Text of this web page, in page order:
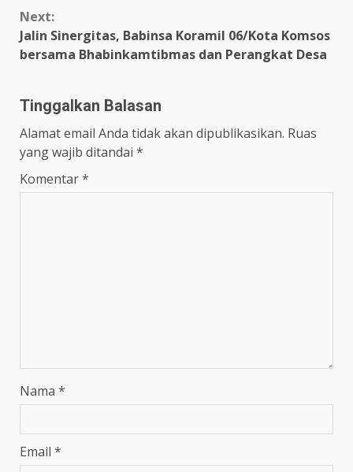
Next:
Jalin Sinergitas, Babinsa Koramil 06/Kota Komsos
bersama Bhabinkamtibmas dan Perangkat Desa
Tinggalkan Balasan
Alamat email Anda tidak akan dipublikasikan. Ruas
yang wajib ditandai *
Komentar*
Nama *
Email *